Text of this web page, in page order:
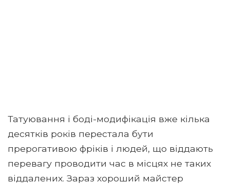
Татуювання і боді-модифікація вже кілька
десятків років перестала бути
прерогативою фріків і людей, що віддають
перевагу проводити час в місцях не таких
віддалених. Зараз хороший майстер